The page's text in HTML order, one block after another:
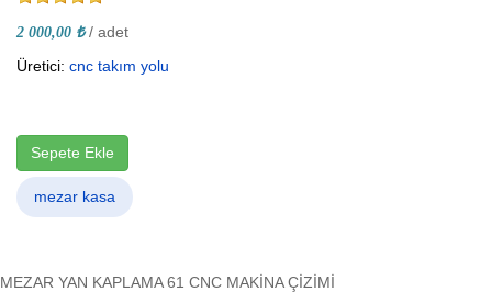
2 000,00 ₺ / adet
Üretici: cnc takım yolu
Sepete Ekle
mezar kasa
MEZAR YAN KAPLAMA 61 CNC MAKİNA ÇİZİMİ